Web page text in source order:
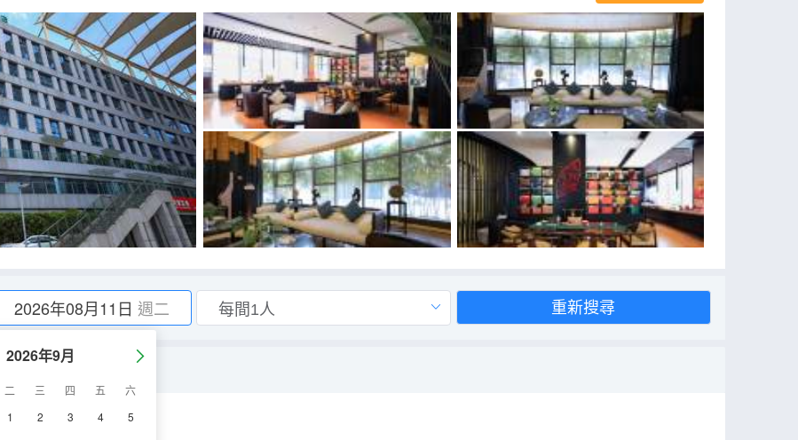
2026年08月11日 週二
2026年9月
二 三 四 五
六
1
2 3 4 5
重新搜尋
空調 淋浴 電視機